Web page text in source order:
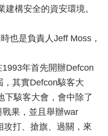
構安全的資安環境。
是負責人Jeff Moss，
年首先開辦Defcon
其實Defcon駭客大
下駭客大會，會中除了
果，並且舉辦war
打、搶旗、過關，來